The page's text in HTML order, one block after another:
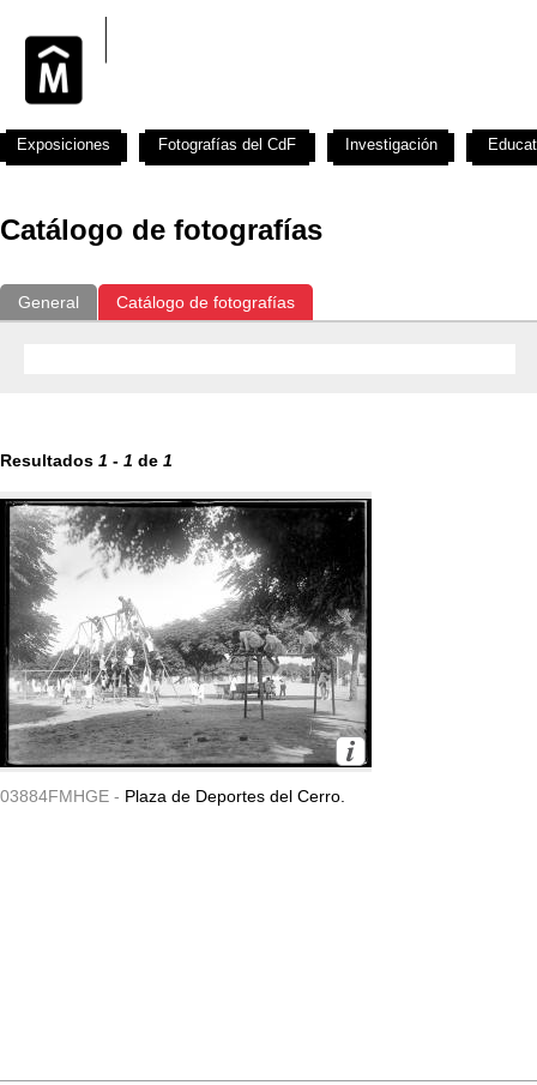
Catálogo de fotografías
General Catálogo de fotografías
Resultados 1 - 1 de 1
03884FMHGE - Plaza de Deportes del Cerro.
Exposiciones Fotografías del CdF Investigación